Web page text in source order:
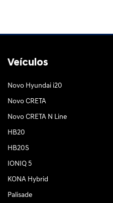
Veículos
Novo Hyundai i20
Novo CRETA
Novo CRETA N Line
HB20
HB20S
IONIQ 5
KONA Hybrid
Palisade